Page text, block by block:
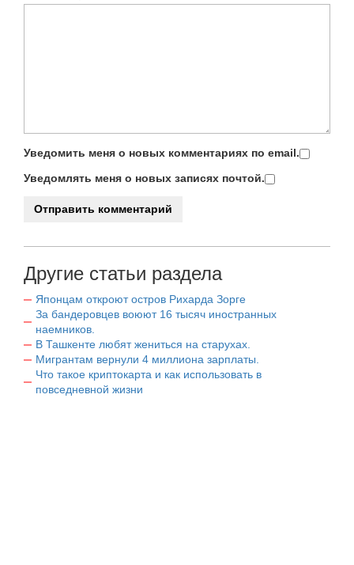
Уведомить меня о новых комментариях по email.
Уведомлять меня о новых записях почтой.
Другие статьи раздела
Японцам откроют остров Рихарда Зорге
За бандеровцев воюют 16 тысяч иностранных
наемников.
В Ташкенте любят жениться на старухах.
Мигрантам вернули 4 миллиона зарплаты.
Что такое криптокарта и как использовать в
повседневной жизни